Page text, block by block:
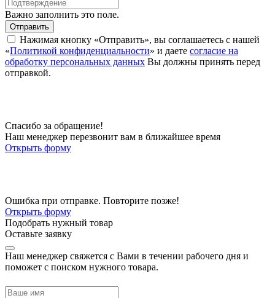
Важно заполнить это поле.
Отправить
Нажимая кнопку «Отправить», вы соглашаетесь с нашей
«Политикой конфиденциальности» и даете согласие на
обработку персональных данных Вы должны принять перед
отправкой.
Спасибо за обращение!
Наш менеджер перезвонит вам в ближайшее время
Открыть форму
Ошибка при отправке. Повторите позже!
Открыть форму
Подобрать нужный товар
Оставьте заявку
Наш менеджер свяжется с Вами в течении рабочего дня и
поможет с поиском нужного товара.